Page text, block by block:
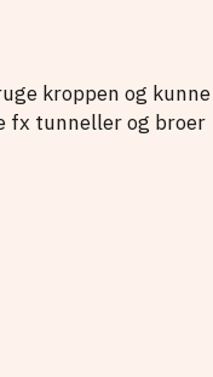
kroppen og kunne
fx tunneller og broer